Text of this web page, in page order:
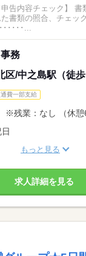
申告内容チェック】
書類の照合、チェッ
･････...
務
区/中之島駅（徒歩
費一部支給
残業：なし （休憩
もっと見る
求人詳細を見る